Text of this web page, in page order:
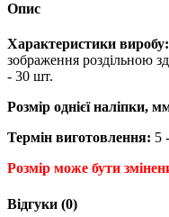
Опис
Характеристики виробу:
зображення роздільною
- 30 шт.
Розмір однієї наліпки,
Термін виготовлення: 5
Розмір може бути
Відгуки (0)